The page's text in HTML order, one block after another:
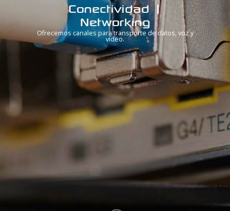
Conectividad |
Networking
Ofrecemos canales para transporte de datos, voz y
vídeo.